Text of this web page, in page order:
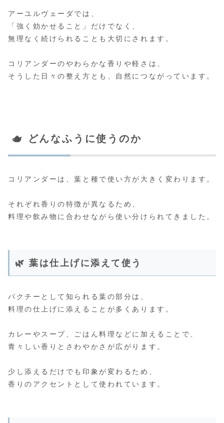
アーユルヴェーダでは、
「強く効かせること」だけでなく、
無理なく続けられることも大切にされます。
コリアンダーのやわらかな香りや軽さは、
そうした日々の整え方とも、自然につながっています。
🫖 どんなふうに使うのか
コリアンダーは、葉と種で使い方が大きく変わります。
それぞれ香りの特徴が異なるため、
料理や飲み物に合わせながら使い分けられてきました。
🌿 葉は仕上げに添えて使う
パクチーとして知られる葉の部分は、
料理の仕上げに添えることが多くあります。
カレーやスープ、ごはん料理などに加えることで、
青々しい香りとさわやかさが広がります。
少し添えるだけでも印象が変わるため、
香りのアクセントとして使われています。